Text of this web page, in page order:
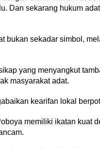
Dan sekarang hukum
bukan sekadar simbol,
yang menyangkut
masyarakat adat.
kearifan lokal
memiliki ikatan kuat